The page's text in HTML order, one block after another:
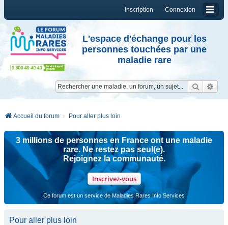
Connexion
Inscription
L'espace d'échange pour les
personnes touchées par une
maladie rare
Accueil du forum Pour aller plus loin
3 millions de personnes en France ont une maladie
rare. Ne restez pas seul(e).
Rejoignez la communauté.
Inscrivez-vous
Ce forum est un service de Maladies Rares Info Services
Pour aller plus loin